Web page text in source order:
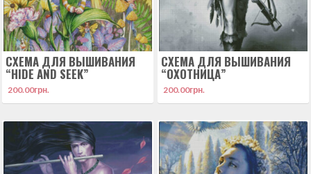
СХЕМА ДЛЯ ВЫШИВАНИЯ
“HIDE AND SEEK”
200.00грн.
СХЕМА ДЛЯ ВЫШИВАНИЯ
“ОХОТНИЦА”
200.00грн.